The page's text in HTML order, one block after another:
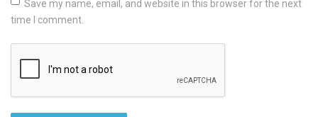
Save my name, email, and website in this browser for the next
time I comment.